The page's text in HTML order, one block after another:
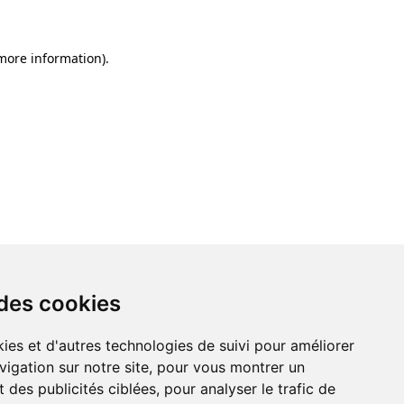
cookies
et d'autres technologies de suivi pour améliorer
sur notre site, pour vous montrer un
des publicités ciblées, pour analyser le trafic de
information).